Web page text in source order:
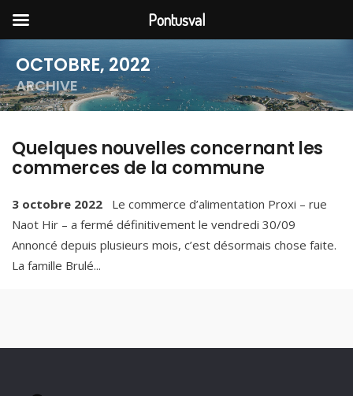
OCTOBRE, 2022
ARCHIVE
Quelques nouvelles concernant les
commerces de la commune
3 octobre 2022
Le commerce d’alimentation Proxi – rue
Naot Hir – a fermé définitivement le vendredi 30/09
Annoncé depuis plusieurs mois, c’est désormais chose faite.
La famille Brulé...
Pontusval